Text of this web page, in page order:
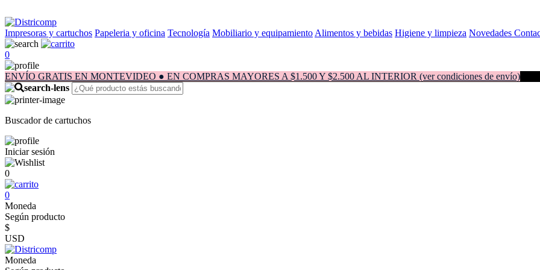
Impresoras y cartuchos Papeleria y oficina Tecnología Mobiliario y equipamiento Alimentos y bebidas Higiene y limpieza Novedades
0
ENVÍO GRATIS EN MONTEVIDEO ● EN COMPRAS MAYORES A $1.500 Y $2.500 AL INTERIOR (ver condiciones de envío)
Buscador de cartuchos
Iniciar sesión
0
0
Moneda
Según producto
$
USD
Moneda